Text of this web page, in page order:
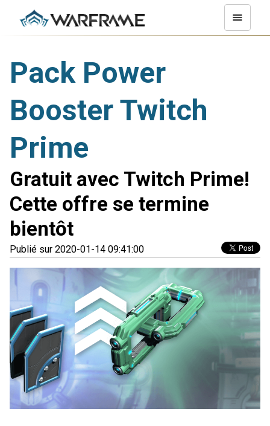
Pack Power
Booster Twitch
Prime
Gratuit avec Twitch Prime!
Cette offre se termine
bientôt
Publié sur 2020-01-14 09:41:00